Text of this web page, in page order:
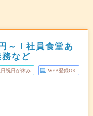
～！社員食堂あ
など
日祝日が休み WEB登録OK